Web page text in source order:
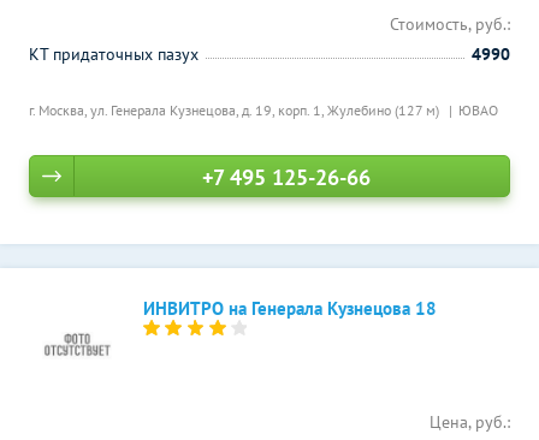
г. Москва, ул. Генерала Кузнецова, д. 19, корп. 1, Жулебино (127 м) ЮВАО
Стоимость, руб.:
КТ придаточных пазух
4990
+7 495 125-26-66
ИНВИТРО на Генерала Кузнецова 18
Цена, руб.: